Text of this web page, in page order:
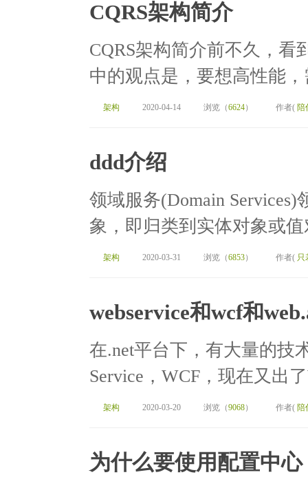
CQRS架构简介
CQRS架构简介前不久，
中的观点是，要想高性能
架构 2020-04-14 浏览（6624） 作者( 陪
ddd介绍
领域服务(Domain
象，即归类到实体对象或
架构 2020-03-31 浏览（6853） 作者( 只
webservice和wcf和
在.net平台下，有大量的技
Service，WCF，现在又出
架构 2020-03-20 浏览（9068） 作者( 陪
为什么要使用配置中心